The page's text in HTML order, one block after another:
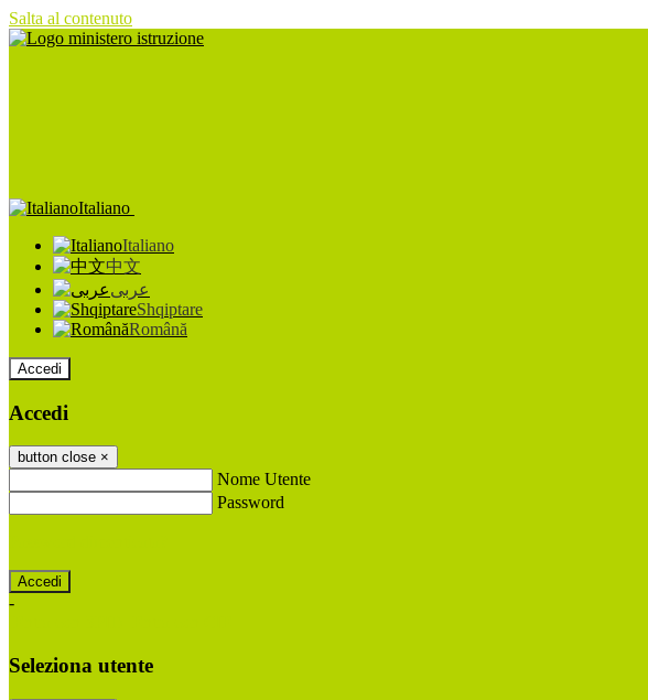
Salta al contenuto
Italiano
Italiano
中文
عربى
Shqiptare
Română
Accedi
Accedi
button close ×
Nome Utente
Password
-
Seleziona utente